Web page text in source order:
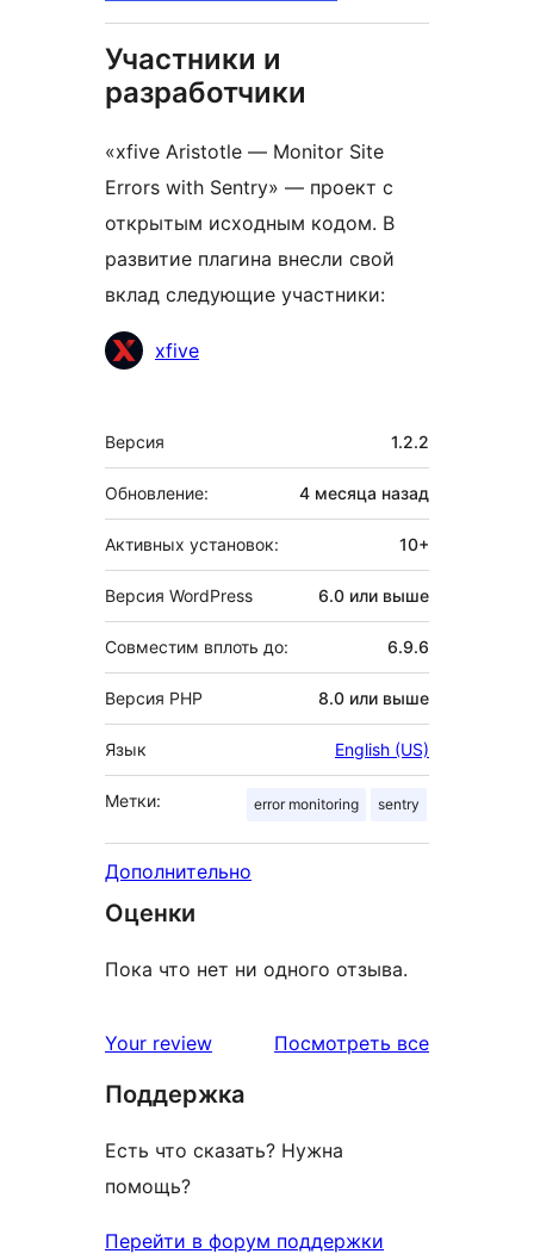
Участники и
разработчики
«xfive Aristotle — Monitor Site
Errors with Sentry» — проект с
открытым исходным кодом. В
развитие плагина внесли свой
вклад следующие участники:
Участники
xfive
Мета
Версия 1.2.2
Обновление: 4 месяца назад
Активных установок: 10+
Версия WordPress 6.0 или выше
Совместим вплоть до: 6.9.6
Версия PHP 8.0 или выше
Язык English (US)
Метки: error monitoring sentry
Дополнительно
Оценки
Пока что нет ни одного отзыва.
Your review Посмотреть всеотзывы
Поддержка
Есть что сказать? Нужна
помощь?
Перейти в форум поддержки